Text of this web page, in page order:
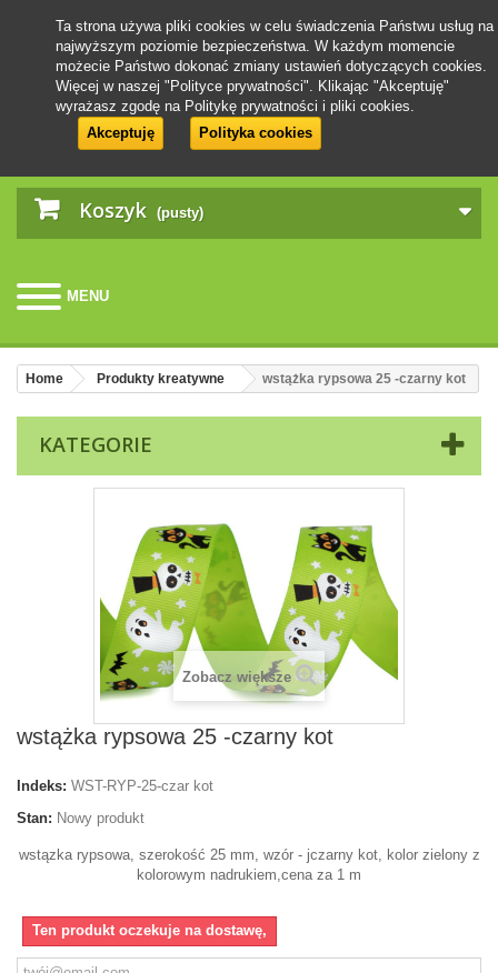
Koszyk (pusty)
MENU
Ta strona używa pliki cookies w celu świadczenia Państwu usług na
najwyższym poziomie bezpieczeństwa. W każdym momencie
możecie Państwo dokonać zmiany ustawień dotyczących cookies.
Więcej w naszej "Polityce prywatności". Klikając "Akceptuję"
wyrażasz zgodę na Politykę prywatności i pliki cookies.
Akceptuję
Polityka cookies
Home Produkty kreatywne wstążka rypsowa 25 -czarny kot
KATEGORIE
Zobacz większe
wstążka rypsowa 25 -czarny kot
Indeks: WST-RYP-25-czar kot
Stan: Nowy produkt
wstązka rypsowa, szerokość 25 mm, wzór - jczarny kot, kolor zielony z
kolorowym nadrukiem,cena za 1 m
Ten produkt oczekuje na dostawę,